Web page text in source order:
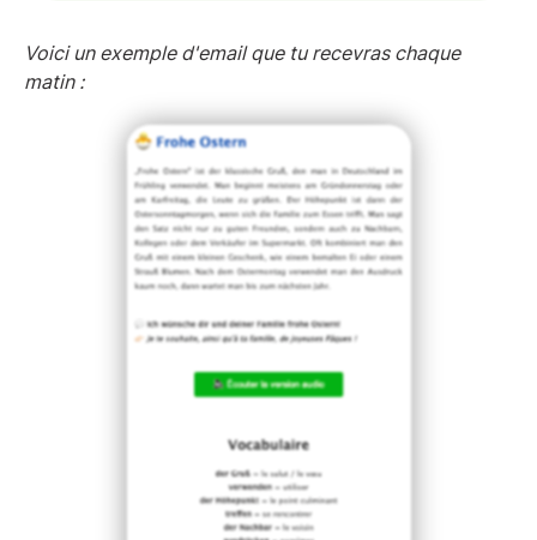
Voici un exemple d'email que tu recevras chaque
matin :